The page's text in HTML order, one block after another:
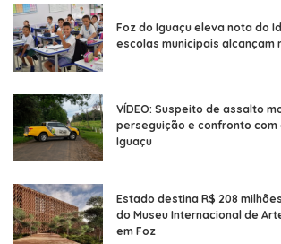
Foz do Iguaçu eleva nota do
escolas municipais alcançam
VÍDEO: Suspeito de assalto
perseguição e confronto com
Iguaçu
Estado destina R$ 208
do Museu Internacional de
em Foz